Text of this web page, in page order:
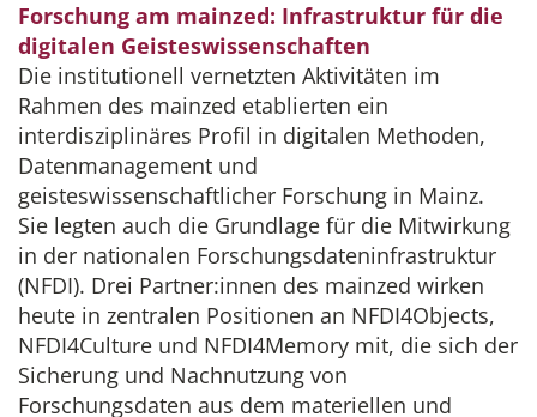
Forschung am mainzed: Infrastruktur für die
digitalen Geisteswissenschaften
Die institutionell vernetzten Aktivitäten im
Rahmen des mainzed etablierten ein
interdisziplinäres Profil in digitalen Methoden,
Datenmanagement und
geisteswissenschaftlicher Forschung in Mainz.
Sie legten auch die Grundlage für die Mitwirkung
in der nationalen Forschungsdateninfrastruktur
(NFDI). Drei Partner:innen des mainzed wirken
heute in zentralen Positionen an NFDI4Objects,
NFDI4Culture und NFDI4Memory mit, die sich der
Sicherung und Nachnutzung von
Forschungsdaten aus dem materiellen und